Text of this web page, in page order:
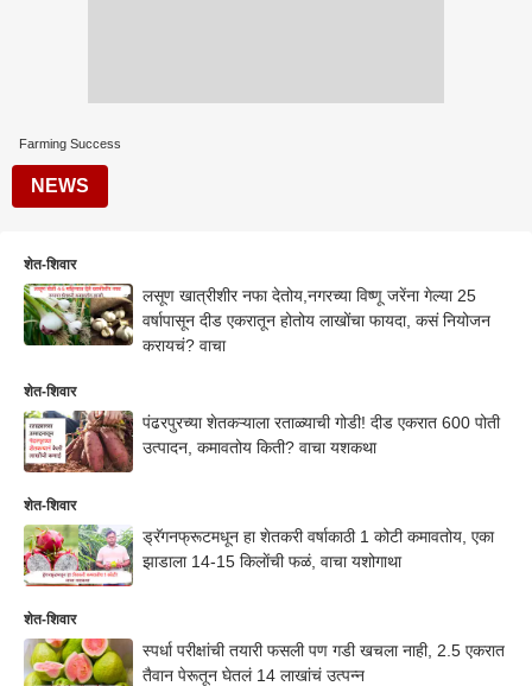
Farming Success
NEWS
शेत-शिवार
लसूण खात्रीशीर नफा देतोय,नगरच्या विष्णू जरेंना गेल्या 25
वर्षापासून दीड एकरातून होतोय लाखोंचा फायदा, कसं नियोजन
करायचं? वाचा
शेत-शिवार
पंढरपुरच्या शेतकऱ्याला रताळ्याची गोडी! दीड एकरात 600 पोती
उत्पादन, कमावतोय किती? वाचा यशकथा
शेत-शिवार
ड्रॅगनफ्रूटमधून हा शेतकरी वर्षाकाठी 1 कोटी कमावतोय, एका
झाडाला 14-15 किलाेंची फळं, वाचा यशोगाथा
शेत-शिवार
स्पर्धा परीक्षांची तयारी फसली पण गडी खचला नाही, 2.5 एकरात
तैवान पेरूतून घेतलं 14 लाखांचं उत्पन्न